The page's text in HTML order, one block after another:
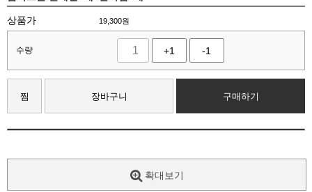
상품가 19,300원
수량 +1 -1
찜 장바구니 구매하기
확대보기